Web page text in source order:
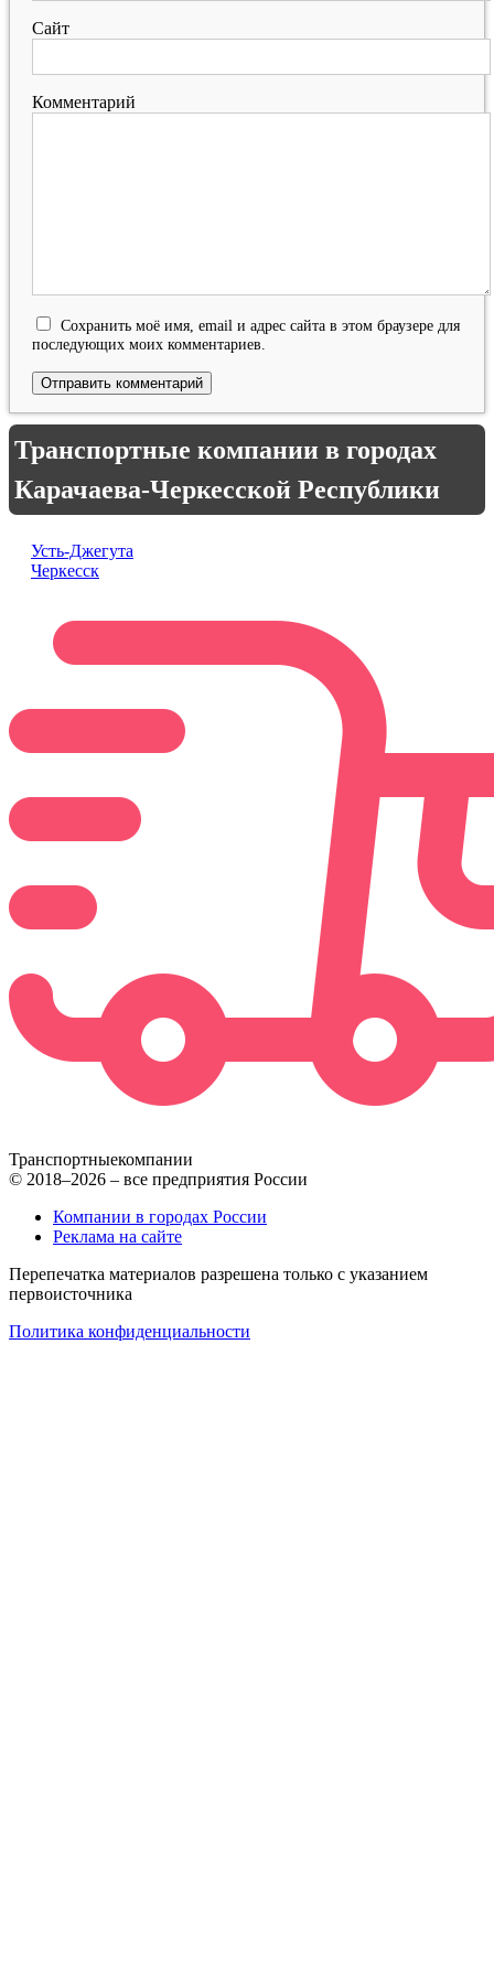
Сайт
Комментарий
Сохранить моё имя, email и адрес сайта в этом браузере для
последующих моих комментариев.
Транспортные компании в городах
Карачаева-Черкесской Республики
Усть-Джегута
Черкесск
Транспортныекомпании
© 2018–2026 – все предприятия России
Компании в городах России
Реклама на сайте
Перепечатка материалов разрешена только с указанием
первоисточника
Политика конфиденциальности